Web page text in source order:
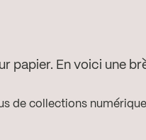
papier. En voici une
de collections